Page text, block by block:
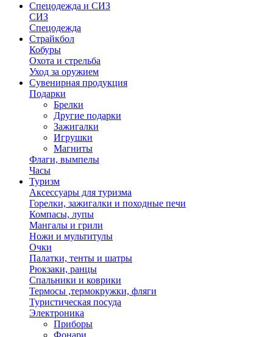
Спецодежда и СИЗ
СИЗ
Спецодежда
Страйкбол
Кобуры
Охота и стрельба
Уход за оружием
Сувенирная продукция
Подарки
Брелки
Другие подарки
Зажигалки
Игрушки
Магниты
Флаги, вымпелы
Часы
Туризм
Аксессуары для туризма
Горелки, зажигалки и походные печи
Компасы, лупы
Мангалы и грили
Ножи и мультитулы
Очки
Палатки, тенты и шатры
Рюкзаки, ранцы
Спальники и коврики
Термосы ,термокружки, фляги
Туристическая посуда
Электроника
Приборы
Фонари